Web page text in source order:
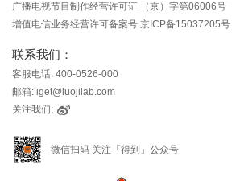
广播电视节目制作经营许可证 （京）字第06006号
增值电信业务经营许可备案号 京ICP备15037205号
联系我们：
客服电话: 400-0526-000
邮箱: iget@luojilab.com
关注我们:
微信扫码 关注「得到」公众号